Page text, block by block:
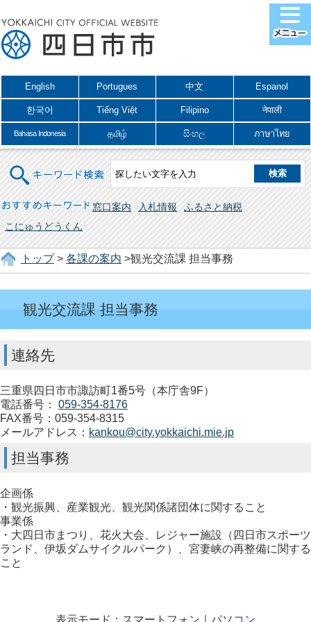
English Portugues 中文 Espanol
한국어 Tiếng Việt Filipino नेपाली
Bahasa Indonesia தமிழ் සිංහල ภาษาไทย
キーワード検索
おすすめキーワード 窓口案内 入札情報
ふるさと納税
こにゅうどうくん
トップ> 各課の案内 >観光交流課 担当事務
観光交流課 担当事務
連絡先
三重県四日市市諏訪町1番5号（本庁舎9F）
電話番号： 059-354-8176
FAX番号：059-354-8315
メールアドレス： kankou@city.yokkaichi.mie.jp
担当事務
企画係
・観光振興、産業観光、観光関係諸団体に関すること
事業係
・大四日市まつり、花火大会、レジャー施設（四日市スポーツ
ランド、伊坂ダムサイクルパーク）、宮妻峡の再整備に関する
こと
表示モード：スマートフォン｜ パソコン